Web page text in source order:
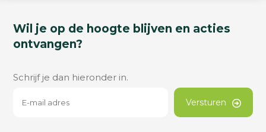
Wil je op de hoogte blijven en acties
ontvangen?
Schrijf je dan hieronder in.
Versturen